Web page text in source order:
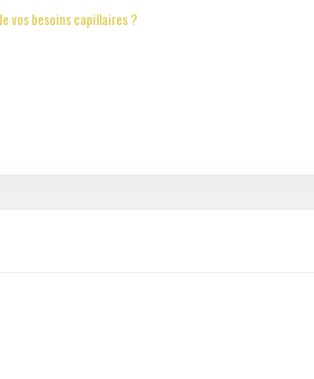
vos besoins capillaires ?